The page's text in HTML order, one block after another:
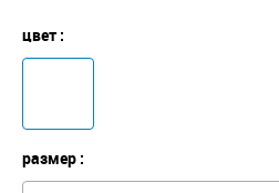
цвет :
размер :